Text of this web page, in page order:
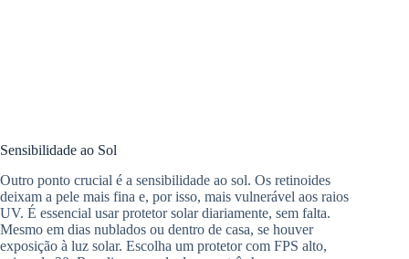
Sensibilidade ao Sol
Outro ponto crucial é a sensibilidade ao sol. Os retinoides
deixam a pele mais fina e, por isso, mais vulnerável aos raios
UV. É essencial usar protetor solar diariamente, sem falta.
Mesmo em dias nublados ou dentro de casa, se houver
exposição à luz solar. Escolha um protetor com FPS alto,